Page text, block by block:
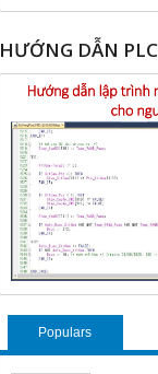
HƯỚNG DẪN
Populars